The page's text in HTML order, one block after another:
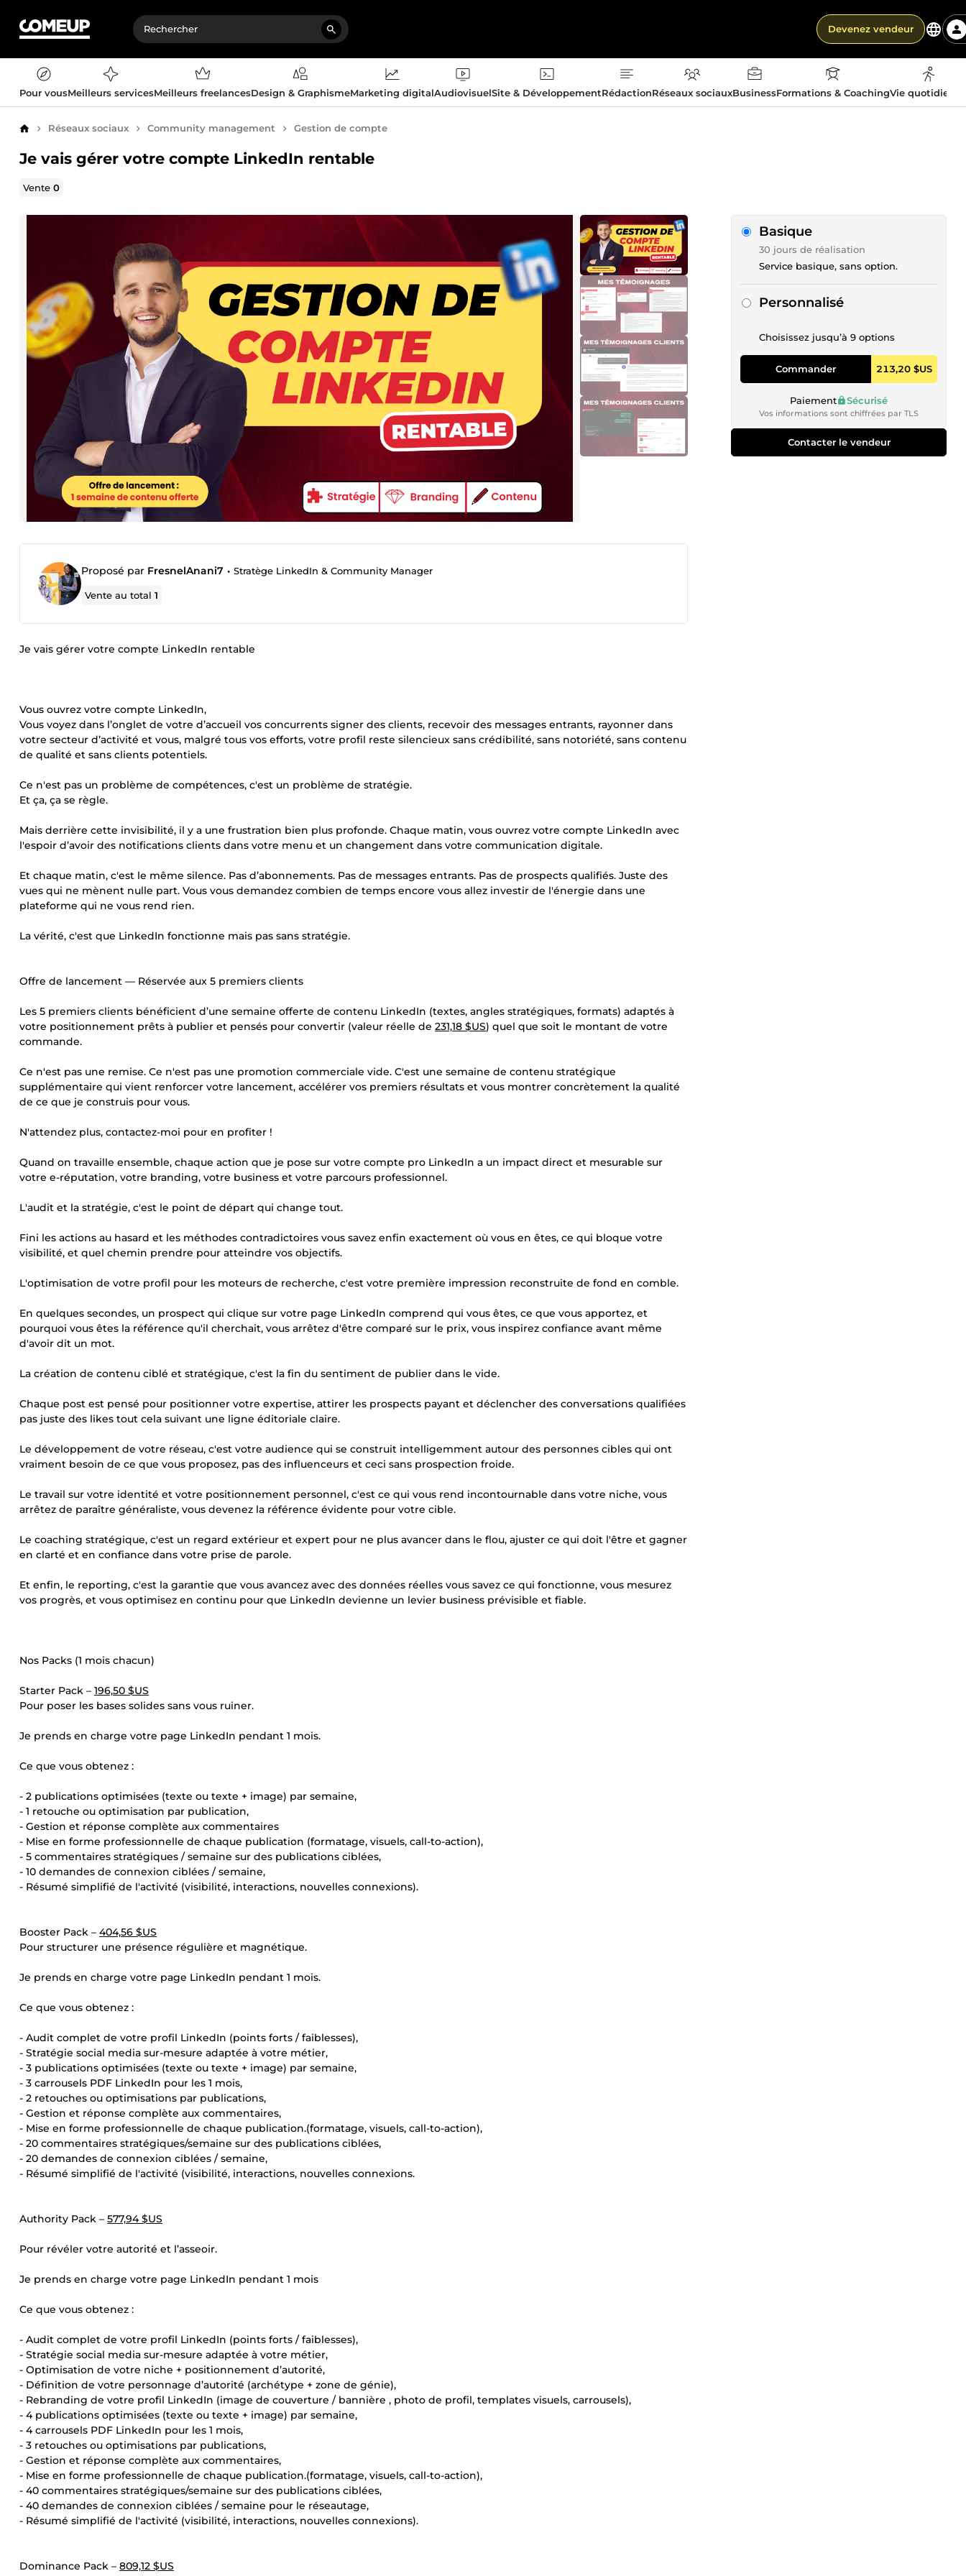
Devenez vendeur
Pour vousMeilleurs servicesMeilleurs freelancesDesign & GraphismeMarketing digitalAudiovisuelSite & DéveloppementRédactionRéseaux sociauxBusinessFormations & CoachingVie
AccueilRéseaux sociaux Community management Gestion de compte
Je vais gérer votre compte LinkedIn rentable
Vente0
Proposé par FresnelAnani7 • Stratège LinkedIn & Community Manager
Vente au total1
Je vais gérer votre compte LinkedIn rentable
Vous ouvrez votre compte LinkedIn,
Vous voyez dans l’onglet de votre d’accueil vos concurrents signer des clients, recevoir des messages entrants, rayonner dans
votre secteur d’activité et vous, malgré tous vos efforts, votre profil reste silencieux sans crédibilité, sans notoriété, sans contenu
de qualité et sans clients potentiels.
Ce n'est pas un problème de compétences, c'est un problème de stratégie.
Et ça, ça se règle.
Mais derrière cette invisibilité, il y a une frustration bien plus profonde. Chaque matin, vous ouvrez votre compte LinkedIn avec
l'espoir d’avoir des notifications clients dans votre menu et un changement dans votre communication digitale.
Et chaque matin, c'est le même silence. Pas d’abonnements. Pas de messages entrants. Pas de prospects qualifiés. Juste des
vues qui ne mènent nulle part. Vous vous demandez combien de temps encore vous allez investir de l'énergie dans une
plateforme qui ne vous rend rien.
La vérité, c'est que LinkedIn fonctionne mais pas sans stratégie.
Offre de lancement — Réservée aux 5 premiers clients
Les 5 premiers clients bénéficient d’une semaine offerte de contenu LinkedIn (textes, angles stratégiques, formats) adaptés à
votre positionnement prêts à publier et pensés pour convertir (valeur réelle de 231,18 $US) quel que soit le montant de votre
commande.
Ce n'est pas une remise. Ce n'est pas une promotion commerciale vide. C'est une semaine de contenu stratégique
supplémentaire qui vient renforcer votre lancement, accélérer vos premiers résultats et vous montrer concrètement la qualité
de ce que je construis pour vous.
N'attendez plus, contactez-moi pour en profiter !
Quand on travaille ensemble, chaque action que je pose sur votre compte pro LinkedIn a un impact direct et mesurable sur
votre e-réputation, votre branding, votre business et votre parcours professionnel.
L'audit et la stratégie, c'est le point de départ qui change tout.
Fini les actions au hasard et les méthodes contradictoires vous savez enfin exactement où vous en êtes, ce qui bloque votre
visibilité, et quel chemin prendre pour atteindre vos objectifs.
L'optimisation de votre profil pour les moteurs de recherche, c'est votre première impression reconstruite de fond en comble.
En quelques secondes, un prospect qui clique sur votre page LinkedIn comprend qui vous êtes, ce que vous apportez, et
pourquoi vous êtes la référence qu'il cherchait, vous arrêtez d'être comparé sur le prix, vous inspirez confiance avant même
d'avoir dit un mot.
La création de contenu ciblé et stratégique, c'est la fin du sentiment de publier dans le vide.
Chaque post est pensé pour positionner votre expertise, attirer les prospects payant et déclencher des conversations qualifiées
pas juste des likes tout cela suivant une ligne éditoriale claire.
Le développement de votre réseau, c'est votre audience qui se construit intelligemment autour des personnes cibles qui ont
vraiment besoin de ce que vous proposez, pas des influenceurs et ceci sans prospection froide.
Le travail sur votre identité et votre positionnement personnel, c'est ce qui vous rend incontournable dans votre niche, vous
arrêtez de paraître généraliste, vous devenez la référence évidente pour votre cible.
Le coaching stratégique, c'est un regard extérieur et expert pour ne plus avancer dans le flou, ajuster ce qui doit l'être et gagner
en clarté et en confiance dans votre prise de parole.
Et enfin, le reporting, c'est la garantie que vous avancez avec des données réelles vous savez ce qui fonctionne, vous mesurez
vos progrès, et vous optimisez en continu pour que LinkedIn devienne un levier business prévisible et fiable.
Nos Packs (1 mois chacun)
Starter Pack – 196,50 $US
Pour poser les bases solides sans vous ruiner.
Je prends en charge votre page LinkedIn pendant 1 mois.
Ce que vous obtenez :
- 2 publications optimisées (texte ou texte + image) par semaine,
- 1 retouche ou optimisation par publication,
- Gestion et réponse complète aux commentaires
- Mise en forme professionnelle de chaque publication (formatage, visuels, call-to-action),
- 5 commentaires stratégiques / semaine sur des publications ciblées,
- 10 demandes de connexion ciblées / semaine,
- Résumé simplifié de l'activité (visibilité, interactions, nouvelles connexions).
Booster Pack – 404,56 $US
Pour structurer une présence régulière et magnétique.
Je prends en charge votre page LinkedIn pendant 1 mois.
Ce que vous obtenez :
- Audit complet de votre profil LinkedIn (points forts / faiblesses),
- Stratégie social media sur-mesure adaptée à votre métier,
- 3 publications optimisées (texte ou texte + image) par semaine,
- 3 carrousels PDF LinkedIn pour les 1 mois,
- 2 retouches ou optimisations par publications,
- Gestion et réponse complète aux commentaires,
- Mise en forme professionnelle de chaque publication.(formatage, visuels, call-to-action),
- 20 commentaires stratégiques/semaine sur des publications ciblées,
- 20 demandes de connexion ciblées / semaine,
- Résumé simplifié de l'activité (visibilité, interactions, nouvelles connexions.
Authority Pack – 577,94 $US
Pour révéler votre autorité et l’asseoir.
Je prends en charge votre page LinkedIn pendant 1 mois
Ce que vous obtenez :
- Audit complet de votre profil LinkedIn (points forts / faiblesses),
- Stratégie social media sur-mesure adaptée à votre métier,
- Optimisation de votre niche + positionnement d’autorité,
- Définition de votre personnage d’autorité (archétype + zone de génie),
- Rebranding de votre profil LinkedIn (image de couverture / bannière , photo de profil, templates visuels, carrousels),
- 4 publications optimisées (texte ou texte + image) par semaine,
- 4 carrousels PDF LinkedIn pour les 1 mois,
- 3 retouches ou optimisations par publications,
- Gestion et réponse complète aux commentaires,
- Mise en forme professionnelle de chaque publication.(formatage, visuels, call-to-action),
- 40 commentaires stratégiques/semaine sur des publications ciblées,
- 40 demandes de connexion ciblées / semaine pour le réseautage,
- Résumé simplifié de l'activité (visibilité, interactions, nouvelles connexions).
Dominance Pack – 809,12 $US
Basique
30 jours de réalisation
Service basique, sans option.
Personnalisé
Choisissez jusqu’à 9 options
Commander 213,20 $US
Paiement Sécurisé
Vos informations sont chiffrées par TLS
Contacter le vendeur